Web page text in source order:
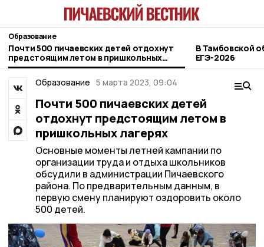
Образование
Почти 500 пичаевских детей отдохнут
предстоящим летом в пришкольных
лагерях
В Тамбовской
ЕГЭ-2026
Образование 5 марта 2023, 09:04
Почти 500 пичаевских детей
отдохнут предстоящим летом в
пришкольных лагерях
Основные моменты летней кампании по
организации труда и отдыха школьников
обсудили в администрации Пичаевского
района. По предварительным данным, в
первую смену планируют оздоровить около
500 детей.